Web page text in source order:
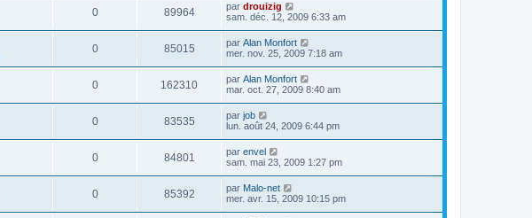
0 89964 par drouizig
sam. déc. 12, 2009 6:33 am
0 85015 par Alan Monfort
mer. nov. 25, 2009 7:18 am
0 162310 par Alan Monfort
mar. oct. 27, 2009 8:40 am
0 83535 par job
lun. août 24, 2009 6:44 pm
0 84801 par envel
sam. mai 23, 2009 1:27 pm
0 85392 par Malo-net
mer. avr. 15, 2009 10:15 pm